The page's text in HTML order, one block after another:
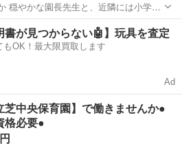
穏やかな園長先生と、近隣には小学校
の眉宇赤に子供たちの成長を見守って
駅 その他 近隣
書が見つからない🤖】玩具を査定
もOK！最大限買取します
Ad
芝中央保育園】で働きませんか●
格必要●